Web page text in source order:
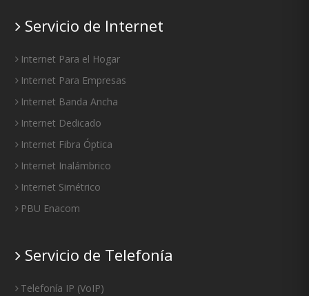
Servicio de Internet
Internet Para el Hogar
Internet Para Empresas
Internet Banda Ancha
Internet Dedicado
Internet Fibra Óptica
Internet Inalámbrico
Internet Simétrico
PBU Enacom
Servicio de Telefonía
Telefonía IP (VoIP)